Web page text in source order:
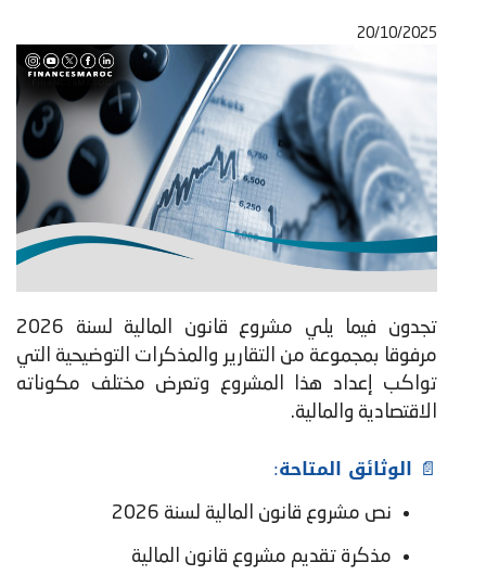
20/10/2025
تجدون فيما يلي مشروع قانون المالية لسنة 2026
مرفوقا بمجموعة من التقارير والمذكرات التوضيحية التي
تواكب إعداد هذا المشروع وتعرض مختلف مكوناته
الاقتصادية والمالية.
📄 الوثائق المتاحة:
نص مشروع قانون المالية لسنة 2026
مذكرة تقديم مشروع قانون المالية